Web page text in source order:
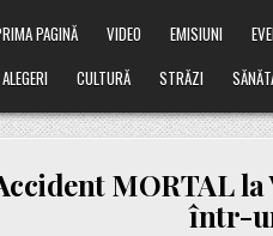
PAGINĂ VIDEO EMISIUNI
ALEGERI
CULTURĂ STRĂZI
MORTAL
într-